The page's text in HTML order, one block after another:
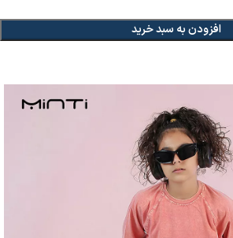
افزودن به سبد خرید